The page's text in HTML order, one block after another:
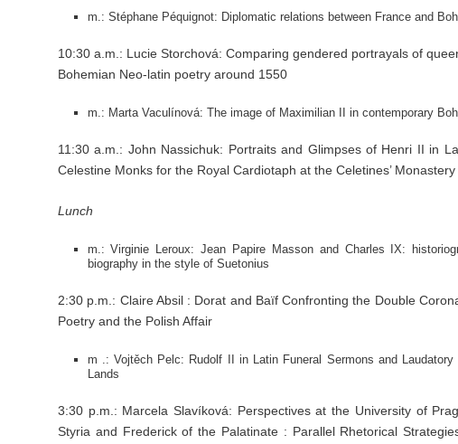
m.: Stéphane Péquignot: Diplomatic relations between France and
10:30 a.m.: Lucie Storchová: Comparing gendered portrayals of
Bohemian Neo-latin poetry around 1550
m.: Marta Vaculínová: The image of Maximilian II in contemporary
11:30 a.m.: John Nassichuk: Portraits and Glimpses of Henri II in
Celestine Monks for the Royal Cardiotaph at the Celetines’
Lunch
m.: Virginie Leroux: Jean Papire Masson and Charles IX:
biography in the style of Suetonius
2:30 p.m.: Claire Absil : Dorat and Baïf Confronting the Double
Poetry and the Polish Affair
m .: Vojtěch Pelc: Rudolf II in Latin Funeral Sermons and
Lands
3:30 p.m.: Marcela Slavíková: Perspectives at the University of
Styria and Frederick of the Palatinate : Parallel Rhetorical